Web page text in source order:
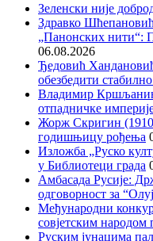
Зеленски није
Здравко
„Панонских нити“:
06.08.2026
Ђедовић
обезбедити
Владимир
отпадничке
Жорж Скригин
годишњицу рођења
Изложба „Руско
у Библиотеци града
Амбасада Русије:
одговорност за
Међународни
совјетским народом
Руским јунацима